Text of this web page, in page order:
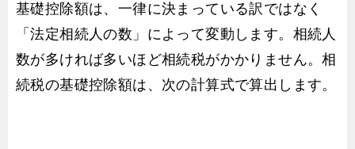
基礎控除額は、一律に決まっている訳ではなく
「法定相続人の数」によって変動します。相続人
数が多ければ多いほど相続税がかかりません。相
続税の基礎控除額は、次の計算式で算出します。